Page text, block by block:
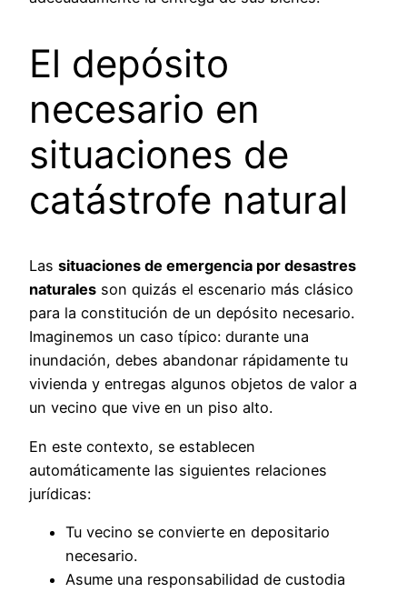
El depósito
necesario en
situaciones de
catástrofe natural
Las situaciones de emergencia por desastres
naturales son quizás el escenario más clásico
para la constitución de un depósito necesario.
Imaginemos un caso típico: durante una
inundación, debes abandonar rápidamente tu
vivienda y entregas algunos objetos de valor a
un vecino que vive en un piso alto.
En este contexto, se establecen
automáticamente las siguientes relaciones
jurídicas:
Tu vecino se convierte en depositario
necesario.
Asume una responsabilidad de custodia